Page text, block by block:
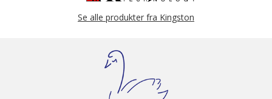
Producent nummer
SDCS3/64GB
Se alle produkter fra Kingston